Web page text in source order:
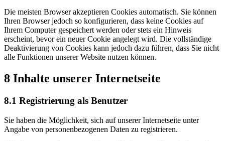
Die meisten Browser akzeptieren Cookies automatisch. Sie können
Ihren Browser jedoch so konfigurieren, dass keine Cookies auf
Ihrem Computer gespeichert werden oder stets ein Hinweis
erscheint, bevor ein neuer Cookie angelegt wird. Die vollständige
Deaktivierung von Cookies kann jedoch dazu führen, dass Sie nicht
alle Funktionen unserer Website nutzen können.
8 Inhalte unserer Internetseite
8.1 Registrierung als Benutzer
Sie haben die Möglichkeit, sich auf unserer Internetseite unter
Angabe von personenbezogenen Daten zu registrieren.